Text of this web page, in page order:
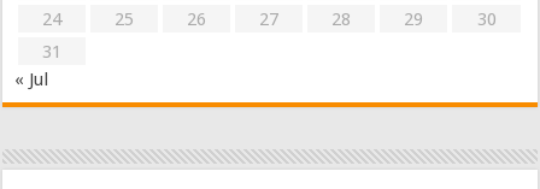
24
25 26 27 28 29
30
31
« Jul